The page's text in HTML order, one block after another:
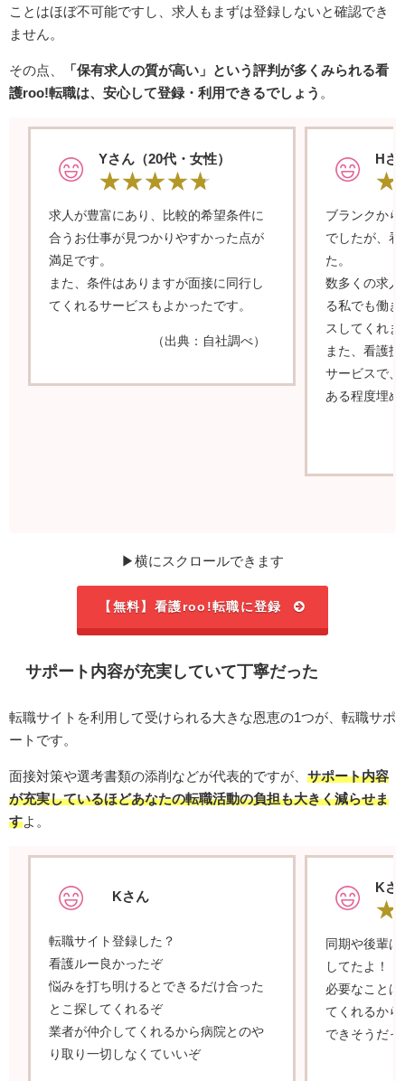
ことはほぼ不可能ですし、求人もまずは登録しないと確認でき
ません。
その点、
「保有求人の質が高い」という評判が多くみられる看
護roo!転職は、安心して登録・利用できるでしょう
Yさん（20代・女性）
求人が豊富にあり、比較的希望条件に
合うお仕事が見つかりやすかった点が
満足です。
また、条件はありますが面接に同行し
てくれるサービスもよかったです。
（出典：自社調べ）
Hさ
ブランクか
でしたが、
た。
数多くの求人
る私でも働
スしてくれま
また、看護
サービスで、
ある程度埋
▶横にスクロールできます
【無料】看護roo!転職に登録
サポート内容が充実していて丁寧だった
転職サイトを利用して受けられる大きな恩恵の1つが、転職サポ
ートです。
面接対策や選考書類の添削などが代表的ですが、 サポート内容
が充実しているほどあなたの転職活動の負担も大きく減らせま
す よ。
Kさん
転職サイト登録した？
看護ルー良かったぞ
悩みを打ち明けるとできるだけ合った
とこ探してくれるぞ
業者が仲介してくれるから病院とのや
り取り一切しなくていいぞ
Kさ
同期や後輩
してたよ！
必要なこと
てくれるか
できそうだっ